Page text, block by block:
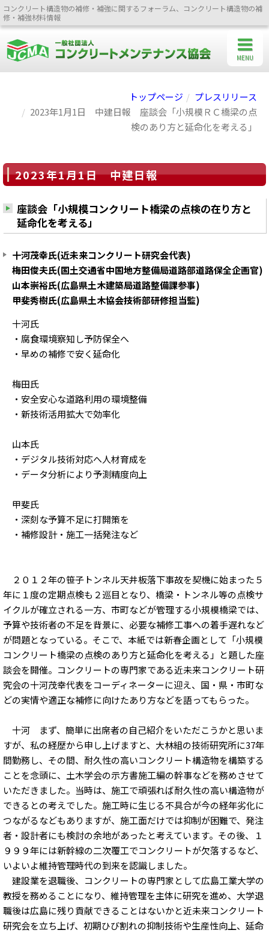
コンクリート構造物の補修・補強に関するフォーラム、コンクリート構造物の補
修・補強材料情報
トップページ
プレスリリース
2023年1月1日 中建日報 座談会「小規模ＲＣ橋梁の点
検のあり方と延命化を考える」
2023年1月1日 中建日報
座談会「小規模コンクリート橋梁の点検の在り方と
延命化を考える」
十河茂幸氏(近未来コンクリート研究会代表)
梅田俊夫氏(国土交通省中国地方整備局道路部道路保全企画官)
山本崇裕氏(広島県土木建築局道路整備課参事)
甲斐秀樹氏(広島県土木協会技術部研修担当監)
十河氏
・腐食環境察知し予防保全へ
・早めの補修で安く延命化
梅田氏
・安全安心な道路利用の環境整備
・新技術活用拡大で効率化
山本氏
・デジタル技術対応へ人材育成を
・データ分析により予測精度向上
甲斐氏
・深刻な予算不足に打開策を
・補修設計・施工一括発注など
２０１２年の笹子トンネル天井板落下事故を契機に始まった５
年に１度の定期点検も２巡目となり、橋梁・トンネル等の点検サ
イクルが確立される一方、市町などが管理する小規模橋梁では、
予算や技術者の不足を背景に、必要な補修工事への着手遅れなど
が問題となっている。そこで、本紙では新春企画として「小規模
コンクリート橋梁の点検のあり方と延命化を考える」と題した座
談会を開催。コンクリートの専門家である近未来コンクリート研
究会の十河茂幸代表をコーディネーターに迎え、国・県・市町な
どの実情や適正な補修に向けたあり方などを語ってもらった。
十河 まず、簡単に出席者の自己紹介をいただこうかと思いま
すが、私の経歴から申し上げますと、大林組の技術研究所に37年
間勤務し、その間、耐久性の高いコンクリート構造物を構築する
ことを念頭に、土木学会の示方書施工編の幹事などを務めさせて
いただきました。当時は、施工で頑張れば耐久性の高い構造物が
できるとの考えでした。施工時に生じる不具合が今の経年劣化に
つながるなどもありますが、施工面だけでは抑制が困難で、発注
者・設計者にも検討の余地があったと考えています。その後、１
９９９年には新幹線の二次覆工でコンクリートが欠落するなど、
いよいよ維持管理時代の到来を認識しました。
建設業を退職後、コンクリートの専門家として広島工業大学の
教授を務めることになり、維持管理を主体に研究を進め、大学退
職後は広島に残り貢献できることはないかと近未来コンクリート
研究会を立ち上げ、初期ひび割れの抑制技術や生産性向上、延命
MENU